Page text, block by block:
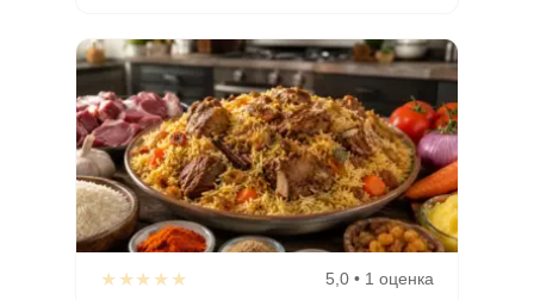
★★★★★ 5,0 • 1 оценка